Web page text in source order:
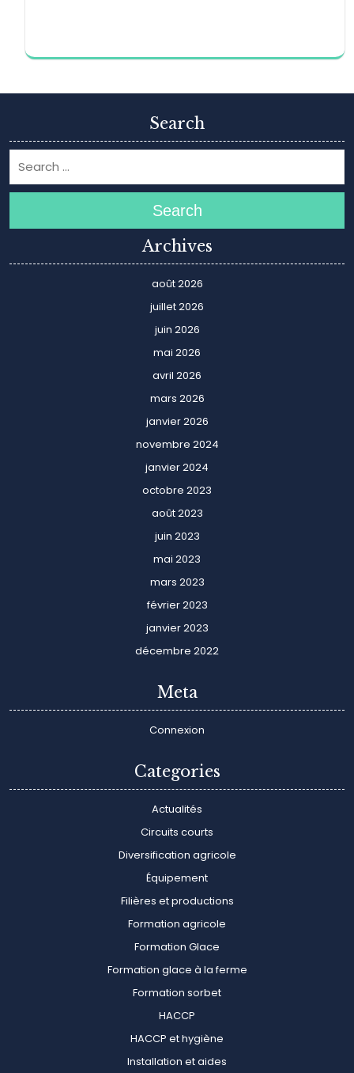
Search
Search
Archives
août 2026
juillet 2026
juin 2026
mai 2026
avril 2026
mars 2026
janvier 2026
novembre 2024
janvier 2024
octobre 2023
août 2023
juin 2023
mai 2023
mars 2023
février 2023
janvier 2023
décembre 2022
Meta
Connexion
Categories
Actualités
Circuits courts
Diversification agricole
Équipement
Filières et productions
Formation agricole
Formation Glace
Formation glace à la ferme
Formation sorbet
HACCP
HACCP et hygiène
Installation et aides